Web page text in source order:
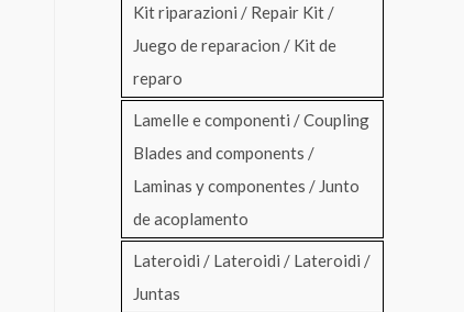
Kit riparazioni / Repair Kit /
Juego de reparacion / Kit de
reparo
Lamelle e componenti / Coupling
Blades and components /
Laminas y componentes / Junto
de acoplamento
Lateroidi / Lateroidi / Lateroidi /
Juntas